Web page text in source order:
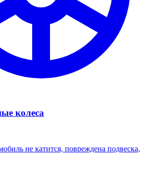
колеса
не катится, повреждена подвеска,